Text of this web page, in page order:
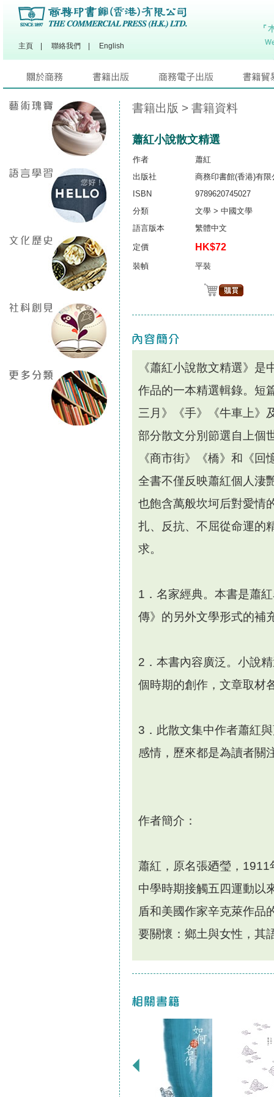
主頁 聯絡我們 English
書籍出版 > 書籍資料
蕭紅小說散文精選
作者
蕭紅
出版社
商務印書館(香港)有限
ISBN
9789620745027
分類
文學 > 中國文學
語言版本
繁體中文
定價 HK$72
裝幀 平裝
《蕭紅小說散文精選》
作品的一本精選輯錄。短
三月》《手》《牛車上》
部分散文分別節選自上個
《商市街》《橋》和《
全書不僅反映蕭紅個人淒
也飽含萬般坎坷后對愛情
扎、反抗、不屈從命運的
求。
1．名家經典。本書是蕭
傳》的另外文學形式的補
2．本書內容廣泛。小說
個時期的創作，文章取材
3．此散文集中作者蕭紅
感情，歷來都是為讀者關
作者簡介：
蕭紅，原名張廼瑩，
中學時期接觸五四運動以
盾和美國作家辛克萊作品
要關懷：鄉土與女性，其